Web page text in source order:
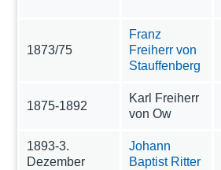
1873/75
Franz
Freiherr von
Stauffenberg
1875-1892
Karl Freiherr
von Ow
1893-3.
Dezember
Johann
Baptist Ritter